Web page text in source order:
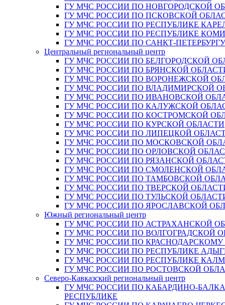
ГУ МЧС РОССИИ ПО НОВГОРОДСКОЙ
ГУ МЧС РОССИИ ПО ПСКОВСКОЙ
ГУ МЧС РОССИИ ПО РЕСПУБЛИКЕ
ГУ МЧС РОССИИ ПО РЕСПУБЛИКЕ КОМИ
ГУ МЧС РОССИИ ПО САНКТ-ПЕТЕРБУРГУ
Центральный региональный центр
ГУ МЧС РОССИИ ПО БЕЛГОРОДСКОЙ
ГУ МЧС РОССИИ ПО БРЯНСКОЙ
ГУ МЧС РОССИИ ПО ВОРОНЕЖСКОЙ
ГУ МЧС РОССИИ ПО ВЛАДИМИРСКОЙ
ГУ МЧС РОССИИ ПО ИВАНОВСКОЙ
ГУ МЧС РОССИИ ПО КАЛУЖСКОЙ
ГУ МЧС РОССИИ ПО КОСТРОМСКОЙ
ГУ МЧС РОССИИ ПО КУРСКОЙ ОБЛАСТИ
ГУ МЧС РОССИИ ПО ЛИПЕЦКОЙ
ГУ МЧС РОССИИ ПО МОСКОВСКОЙ
ГУ МЧС РОССИИ ПО ОРЛОВСКОЙ
ГУ МЧС РОССИИ ПО РЯЗАНСКОЙ
ГУ МЧС РОССИИ ПО СМОЛЕНСКОЙ
ГУ МЧС РОССИИ ПО ТАМБОВСКОЙ
ГУ МЧС РОССИИ ПО ТВЕРСКОЙ
ГУ МЧС РОССИИ ПО ТУЛЬСКОЙ
ГУ МЧС РОССИИ ПО ЯРОСЛАВСКОЙ
Южный региональный центр
ГУ МЧС РОССИИ ПО АСТРАХАНСКОЙ
ГУ МЧС РОССИИ ПО ВОЛГОГРАДСКОЙ
ГУ МЧС РОССИИ ПО
ГУ МЧС РОССИИ ПО РЕСПУБЛИКЕ
ГУ МЧС РОССИИ ПО РЕСПУБЛИКЕ
ГУ МЧС РОССИИ ПО РОСТОВСКОЙ
Северо-Кавказский региональный центр
ГУ МЧС РОССИИ ПО КАБАРДИНО-
РЕСПУБЛИКЕ